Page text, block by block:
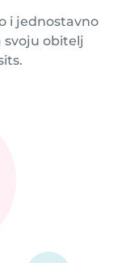
i jednostavno
svoju obitelj